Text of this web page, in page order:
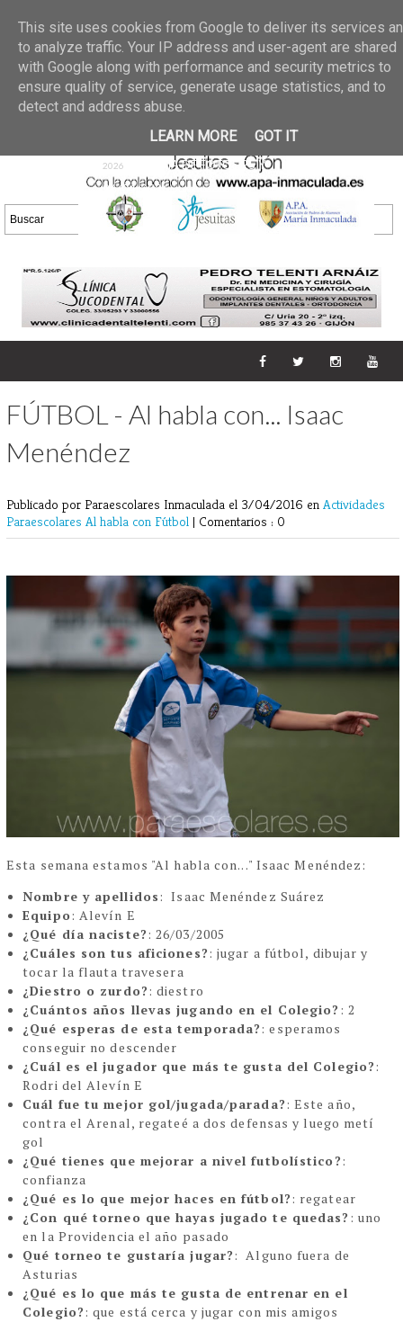
02 jun 2026
GALERIA DE FOTOS
30/05/2026
25 may 2026
GALERIA
DE FOTOS 23/05/2026
20 may
2026
GALERIA DE FOTOS
16/05/2026
DE FOTOS 09/05/2026
28 abr
2026
GALERIA DE FOTOS 25 Y
26/04/2026
FÚTBOL - Al habla con... Isaac
Menéndez
Publicado por Paraescolares Inmaculada el 3/04/2016 en Actividades
Paraescolares Al habla con Fútbol | Comentarios : 0
Esta semana estamos "Al habla con..." Isaac Menéndez:
Nombre y apellidos: Isaac Menéndez Suárez
Equipo: Alevín E
¿Qué día naciste?: 26/03/2005
¿Cuáles son tus aficiones?: jugar a fútbol, dibujar y
tocar la flauta travesera
¿Diestro o zurdo?: diestro
¿Cuántos años llevas jugando en el Colegio? : 2
¿Qué esperas de esta temporada?: esperamos
conseguir no descender
¿Cuál es el jugador que más te gusta del Colegio?:
Rodri del Alevín E
Cuál fue tu mejor gol/jugada/parada?: Este año,
contra el Arenal, regateé a dos defensas y luego metí
gol
¿Qué tienes que mejorar a nivel futbolístico?:
confianza
¿Qué es lo que mejor haces en fútbol?: regatear
¿Con qué torneo que hayas jugado te quedas? : uno
en la Providencia el año pasado
Qué torneo te gustaría jugar?: Alguno fuera de
Asturias
¿Qué es lo que más te gusta de entrenar en el
Colegio?: que está cerca y jugar con mis amigos
This site uses cookies from Google to deliver its services
to analyze traffic. Your IP address and user-agent are shared
with Google along with performance and security metrics to
ensure quality of service, generate usage statistics, and to
detect and address abuse.
LEARN MORE
GOT IT